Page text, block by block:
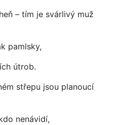
– tím je svárlivý muž
pamlsky,
útrob.
střepu jsou planoucí
nenávidí,